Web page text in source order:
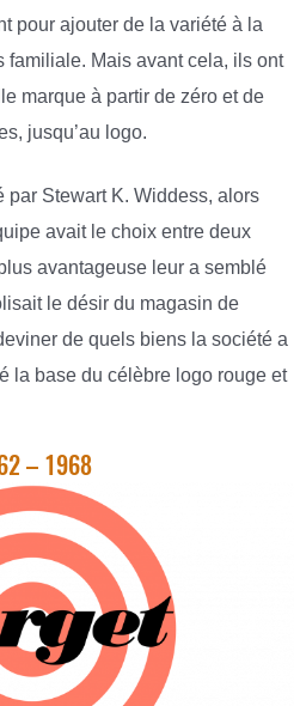
pour ajouter de la variété à la
familiale. Mais avant cela, ils ont
marque à partir de zéro et de
jusqu’au logo.
par Stewart K. Widdess, alors
avait le choix entre deux
avantageuse leur a semblé
le désir du magasin de
de quels biens la société a
la base du célèbre logo rouge et
– 1968